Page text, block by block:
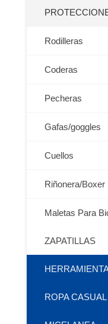
Rodilleras
Coderas
Pecheras
Gafas/goggles
Cuellos
Riñonera/Boxer
Maletas Para
ZAPATILLAS
ROPA CASUAL